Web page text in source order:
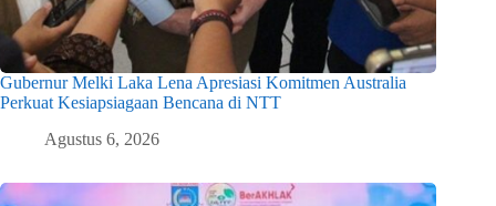
Gubernur Melki Laka Lena Apresiasi Komitmen Australia
Perkuat Kesiapsiagaan Bencana di NTT
Agustus 6, 2026